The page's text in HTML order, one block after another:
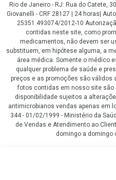
Rio de Janeiro - RJ: Rua do Catete,
Giovanelli - CRF 28127 | 24 horas|
25351.493074/2012-10
contidas neste site, como
medicamentos, não devem ser
substituem, em hipótese alguma, a
área médica. Somente o médico
qualquer problema de saúde e
preços e as promoções são válidos
fotos contidas em nosso site são
disponibilidade sujeitos a
antimicrobianos vendas apenas em
344 - 01/02/1999 - Ministério da
de Vendas e Atendimento ao
domingo a domingo